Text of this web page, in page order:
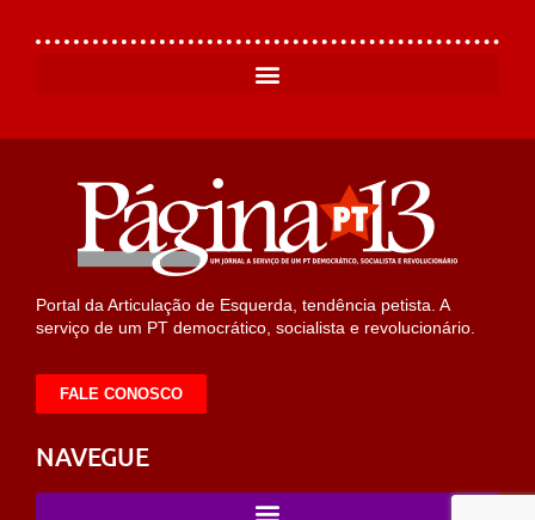
Portal da Articulação de Esquerda, tendência petista. A
serviço de um PT democrático, socialista e revolucionário.
FALE CONOSCO
NAVEGUE